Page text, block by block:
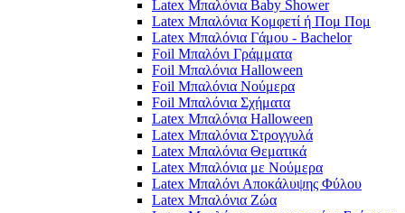
Latex Μπαλόνια Baby Shower
Latex Μπαλόνια Κομφετί ή Πομ Πομ
Latex Μπαλόνια Γάμου - Bachelor
Foil Μπαλόνι Γράμματα
Foil Μπαλόνια Halloween
Foil Μπαλόνια Νούμερα
Foil Μπαλόνια Σχήματα
Latex Μπαλόνια Halloween
Latex Μπαλόνια Στρογγυλά
Latex Μπαλόνια Θεματικά
Latex Μπαλόνια με Νούμερα
Latex Μπαλόνι Αποκάλυψης Φύλου
Latex Μπαλόνια Ζώα